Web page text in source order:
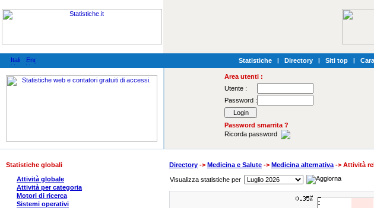
Statistiche | Directory | Siti top |
Area utenti :
Utente :
Password :
Password smarrita ?
Ricorda password
Statistiche globali
Attività globale
Attività per categoria
Motori di ricerca
Sistemi operativi
Directory -> Medicina e Salute -> Medicina alternativa -> Attività
Visualizza statistiche per